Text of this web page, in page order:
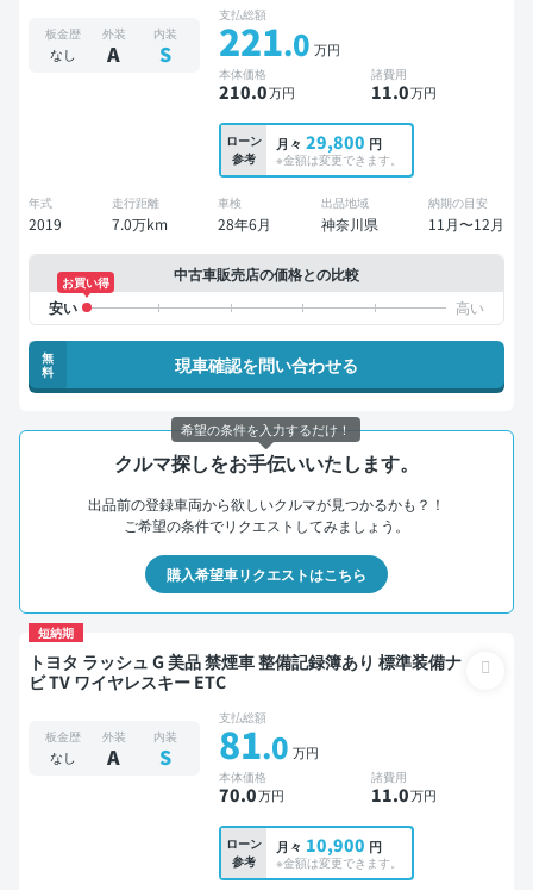
板金歴
なし
外装
A
内装
S
支払総額
221.0 万円
本体価格
210.0万円
諸費用
11.0万円
ローン
参考
月々 29,800 円
※金額は変更できます。
年式
2019
走行距離
7.0万km
車検
28年6月
出品地域
神奈川県
納期の目安
11月〜12月
中古車販売店の価格との比較
お買い得
無
料
現車確認を問い合わせる
クルマ探しをお手伝いいたします。
出品前の登録車両から欲しいクルマが見つかるかも？！
ご希望の条件でリクエストしてみましょう。
購入希望車リクエストはこちら
短納期
トヨタ ラッシュ G 美品 禁煙車 整備記録簿あり 標準装備ナ
ビ TV ワイヤレスキー ETC
板金歴
なし
外装
A
内装
S
支払総額
81.0 万円
本体価格
70.0万円
諸費用
11.0万円
ローン
参考
月々 10,900 円
※金額は変更できます。
希望の条件を入力するだけ！